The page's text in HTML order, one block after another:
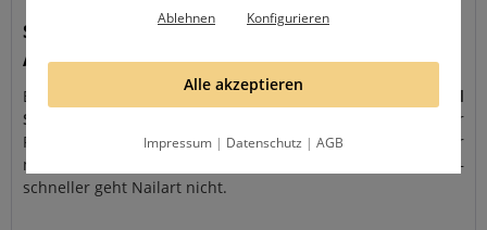
Sind die Nail Sticker selbstklebend oder Wasser-
Aufkleber (Water Decals)?
Bei dieser Serie handelt es sich um
selbstklebende Nail
Sticker
. Du benötigst kein Wasser! Einfach mit einer
Pinzette vom Bogen abziehen, auf den abgecleanerten oder
mattierten Nagel kleben, andrücken und versiegeln –
schneller geht Nailart nicht.
Ablehnen
Konfigurieren
Alle akzeptieren
Impressum | Datenschutz | AGB